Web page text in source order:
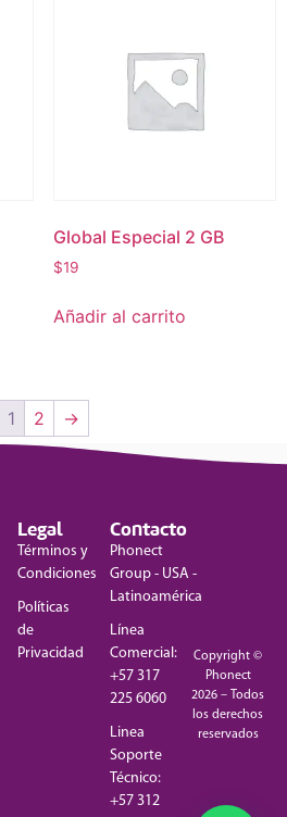
Global Especial 2 GB
$19
Añadir al carrito
1 2 →
Legal
Términos y
Condiciones
Políticas
de
Privacidad
Contacto
Phonect
Group - USA -
Latinoamérica
Línea
Comercial:
+57 317
225 6060
Linea
Soporte
Técnico:
+57 312
Copyright ©
Phonect
2026 – Todos
los derechos
reservados